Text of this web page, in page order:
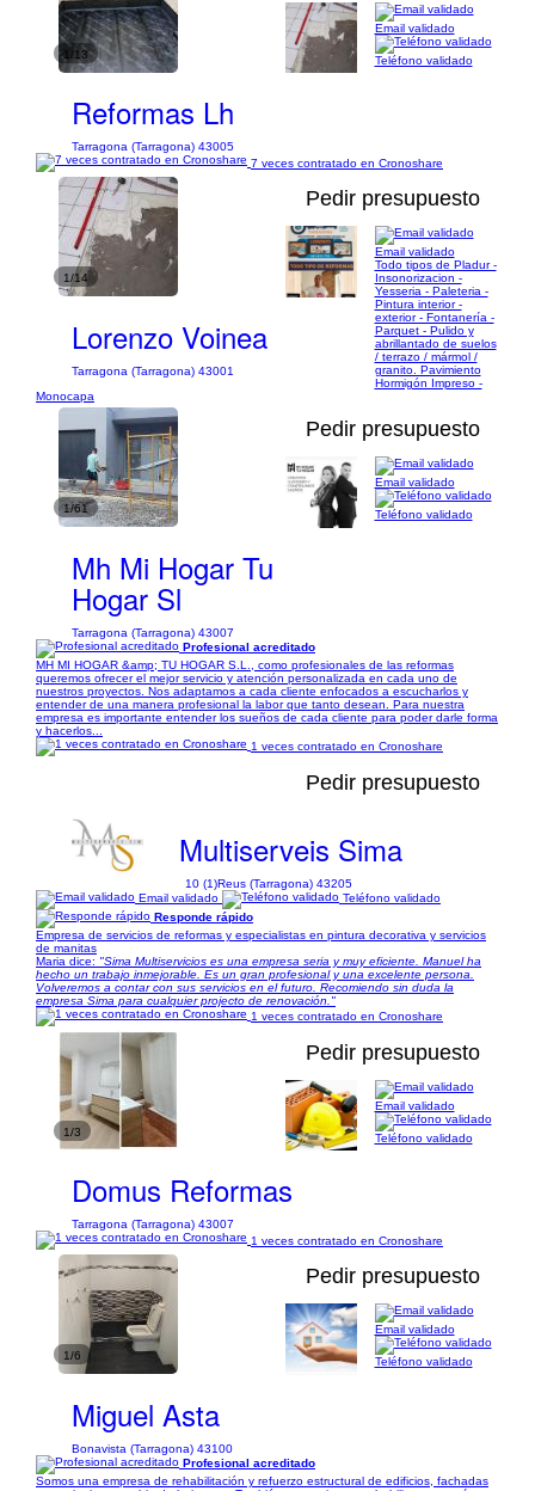
1/13
Reformas Lh
Tarragona (Tarragona) 43005
Email validado
Teléfono validado
7 veces contratado en Cronoshare
1/14
Pedir presupuesto
Lorenzo Voinea
Tarragona (Tarragona) 43001
Email validado
Todo tipos de Pladur -
Insonorizacion -
Yesseria - Paleteria -
Pintura interior -
exterior - Fontanería -
Parquet - Pulido y
abrillantado de suelos
/ terrazo / mármol /
granito. Pavimiento
Hormigón Impreso -
Monocapa
1/61
Pedir presupuesto
Mh Mi Hogar Tu
Hogar Sl
Tarragona (Tarragona) 43007
Email validado
Teléfono validado
Profesional acreditado
MH MI HOGAR &amp; TU HOGAR S.L., como profesionales de las reformas
queremos ofrecer el mejor servicio y atención personalizada en cada uno de
nuestros proyectos. Nos adaptamos a cada cliente enfocados a escucharlos y
entender de una manera profesional la labor que tanto desean. Para nuestra
empresa es importante entender los sueños de cada cliente para poder darle forma
y hacerlos...
1 veces contratado en Cronoshare
Pedir presupuesto
Multiserveis Sima
10 (1)Reus (Tarragona) 43205
Email validado
Teléfono validado
Responde rápido
Empresa de servicios de reformas y especialistas en pintura decorativa y servicios
de manitas
Maria dice: "Sima Multiservicios es una empresa seria y muy eficiente. Manuel ha
hecho un trabajo inmejorable. Es un gran profesional y una excelente persona.
Volveremos a contar con sus servicios en el futuro. Recomiendo sin duda la
empresa Sima para cualquier projecto de renovación."
1 veces contratado en Cronoshare
1/3
Pedir presupuesto
Domus Reformas
Tarragona (Tarragona) 43007
Email validado
Teléfono validado
1 veces contratado en Cronoshare
1/6
Pedir presupuesto
Miguel Asta
Bonavista (Tarragona) 43100
Email validado
Teléfono validado
Profesional acreditado
Somos una empresa de rehabilitación y refuerzo estructural de edificios, fachadas